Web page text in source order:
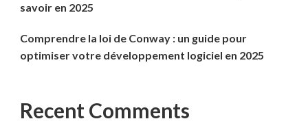
savoir en 2025
Comprendre la loi de Conway : un guide pour
optimiser votre développement logiciel en 2025
Recent Comments